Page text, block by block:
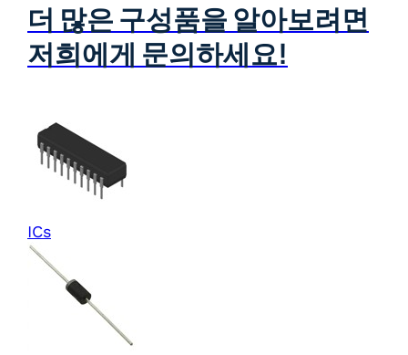
더 많은 구성품을 알아보려면
저희에게 문의하세요!
ICs